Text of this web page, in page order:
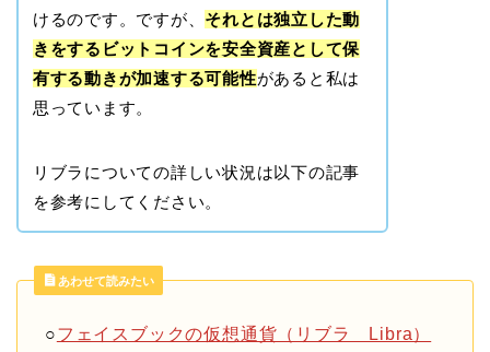
けるのです。ですが、 それとは独立した動
きをするビットコインを安全資産として保
有する動きが加速する可能性があると私は
思っています。
リブラについての詳しい状況は以下の記事
を参考にしてください。
あわせて読みたい
○フェイスブックの仮想通貨（リブラ Libra）